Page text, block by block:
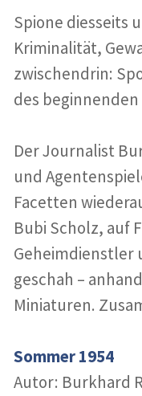
Spione diesseits
Kriminalität,
zwischendrin:
des
Der Journalist
und
Facetten
Bubi Scholz, auf
Geheimdienstler
geschah –
Miniaturen.
Sommer 1954
Autor: Burkhard